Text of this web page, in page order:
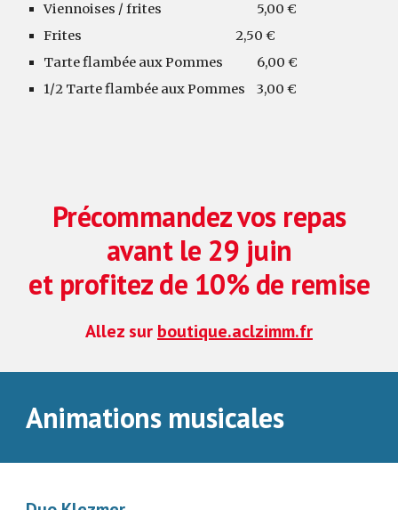
Viennoises / frites
5,00€
Frites
2,50 €
Tarte flambée aux Pommes
6,00 €
1/2 Tarte flambée aux Pommes 3,00€
Précommandez vos repas
avant le 29 juin
et profitez de 10% de remise
Allez sur boutique.aclzimm.fr
Animations musicales